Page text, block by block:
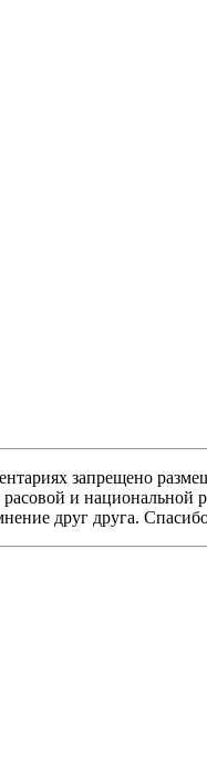
запрещено
и
друг друга.